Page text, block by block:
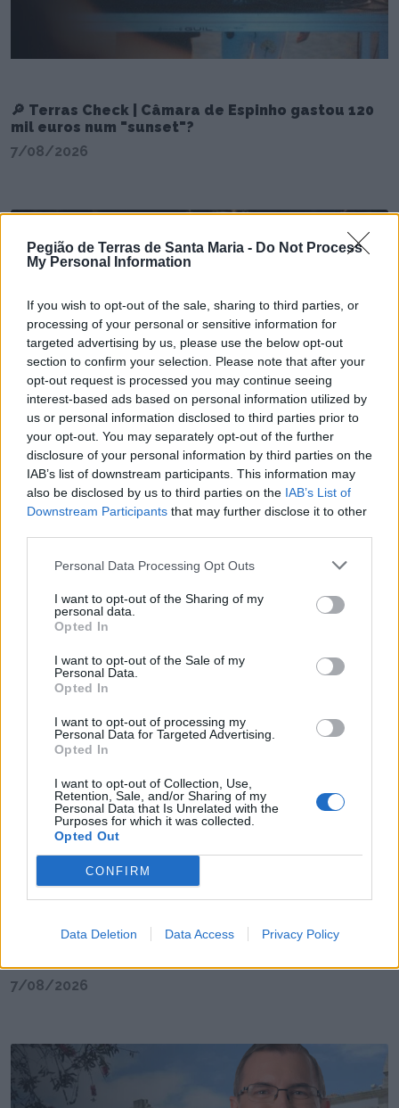
Pegião de Terras de Santa Maria - Do Not Process
My Personal Information
If you wish to opt-out of the sale, sharing to third parties, or
processing of your personal or sensitive information for
targeted advertising by us, please use the below opt-out
section to confirm your selection. Please note that after your
opt-out request is processed you may continue seeing
interest-based ads based on personal information utilized by
us or personal information disclosed to third parties prior to
your opt-out. You may separately opt-out of the further
disclosure of your personal information by third parties on the
IAB’s list of downstream participants. This information may
also be disclosed by us to third parties on the IAB’s List of
Downstream Participants that may further disclose it to other
Personal Data Processing Opt Outs
I want to opt-out of the Sharing of my
personal data.
Opted In
I want to opt-out of the Sale of my
Personal Data.
Opted In
I want to opt-out of processing my
Personal Data for Targeted Advertising.
Opted In
I want to opt-out of Collection, Use,
Retention, Sale, and/or Sharing of my
Personal Data that Is Unrelated with the
Purposes for which it was collected.
Opted Out
CONFIRM
Data Deletion Data Access Privacy Policy
🔎 Terras Check | Câmara de Espinho gastou 120
mil euros num "sunset"?
7/08/2026
minutos) da Feira das Colheitas custa €20.550
7/08/2026
Jogo rende € 2,5 milhões de euros à Câmara de
7/08/2026